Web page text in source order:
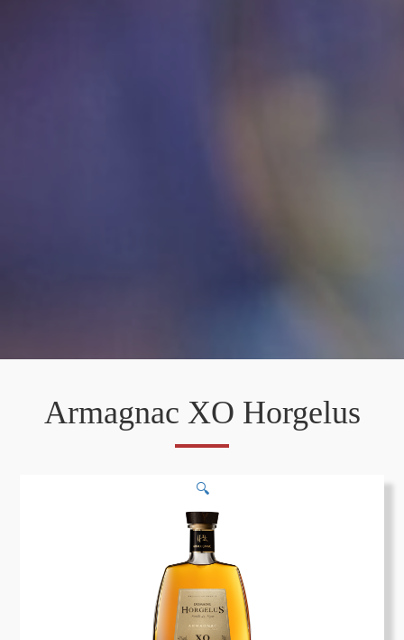
Armagnac XO Horgelus
🔍